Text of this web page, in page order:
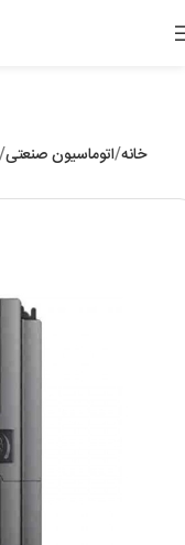
خانه اتوماسیون صنعتی